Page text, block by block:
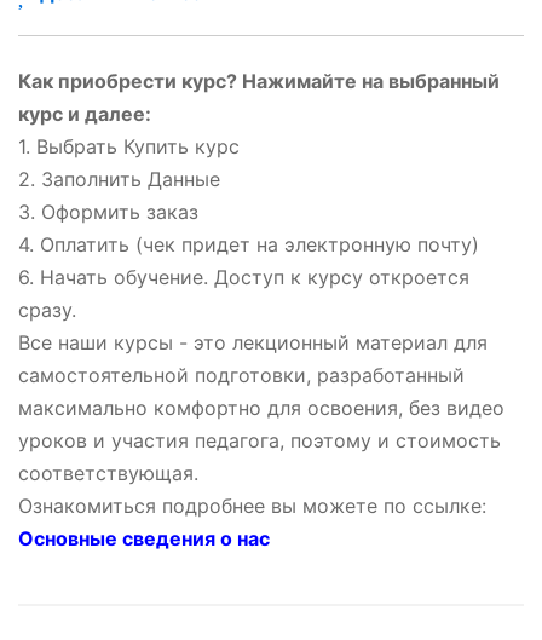
Как приобрести курс? Нажимайте на выбранный
курс и далее:
1. Выбрать Купить курс
2. Заполнить Данные
3. Оформить заказ
4. Оплатить (чек придет на электронную почту)
6. Начать обучение. Доступ к курсу откроется
сразу.
Все наши курсы - это лекционный материал для
самостоятельной подготовки, разработанный
максимально комфортно для освоения, без видео
уроков и участия педагога, поэтому и стоимость
соответствующая.
Ознакомиться подробнее вы можете по ссылке:
Основные сведения о нас